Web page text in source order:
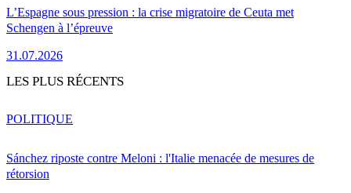
L’Espagne sous pression : la crise migratoire de Ceuta met
Schengen à l’épreuve
31.07.2026
LES PLUS RÉCENTS
Sánchez riposte contre Meloni : l'Italie menacée de mesures de
rétorsion
POLITIQUE